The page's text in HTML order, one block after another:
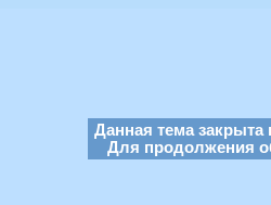
Данная тема закрыта
Для продолжения